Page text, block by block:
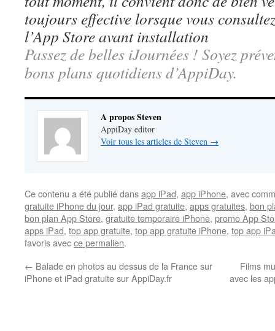
toujours effective lorsque vous
l’App Store avant installation
Passez de belles iJournées ! Soyez
bons plans quotidiens d’AppiDay.
A propos Steven
AppiDay editor
Voir tous les articles de Steven →
Ce contenu a été publié dansapp iPad, app iPhone, avec
gratuite iPhone du jour, app iPad gratuite, apps gratuites, bon
bon plan App Store, gratuite temporaire iPhone, promo App
apps iPad, top app gratuite, top app gratuite iPhone, top app
favoris avecce permalien.
← Balade en photos au dessus de la France sur
iPhone et iPad gratuite sur AppiDay.fr
Films
avec les